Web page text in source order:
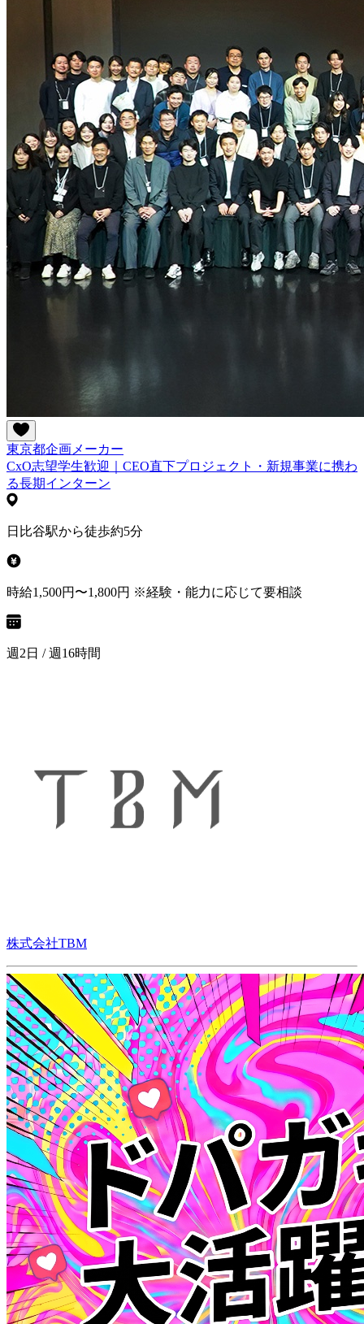
東京都企画 メーカー
CxO志望学生歓迎｜CEO直下プロジェクト・新規事業に携わ
る長期インターン
日比谷駅から徒歩約5分
時給1,500円〜1,800円 ※経験・能力に応じて要相談
週2日 / 週16時間
株式会社TBM